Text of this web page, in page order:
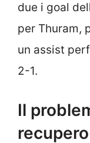
due i goal
per Thuram,
un assist
2-1.
Il